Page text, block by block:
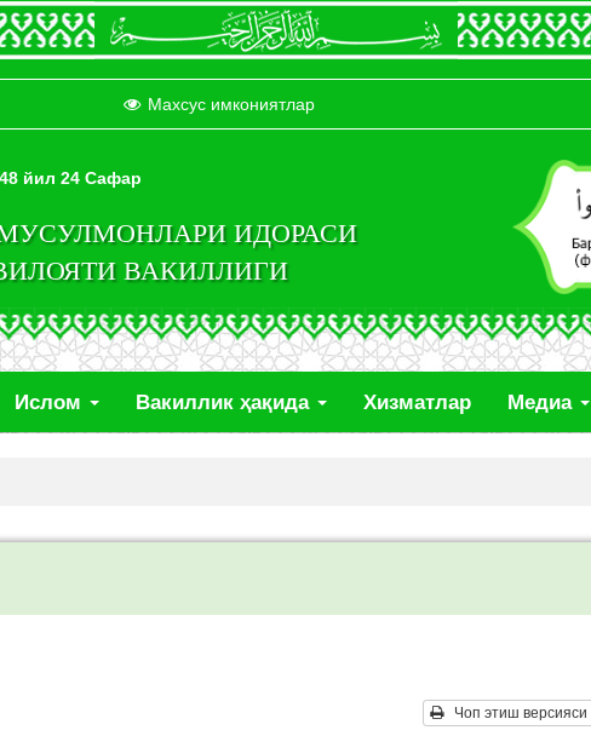
Махсус имкониятлар
йил 24 Сафар
ИДОРАСИ
ВАКИЛЛИГИ
Ислом Вакиллик ҳақида Хизматлар Медиа
Чоп этиш версияси